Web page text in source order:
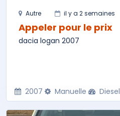
Autre il y a 2 semaines
Appeler pour le prix
dacia logan 2007
2007 Manuelle Diesel